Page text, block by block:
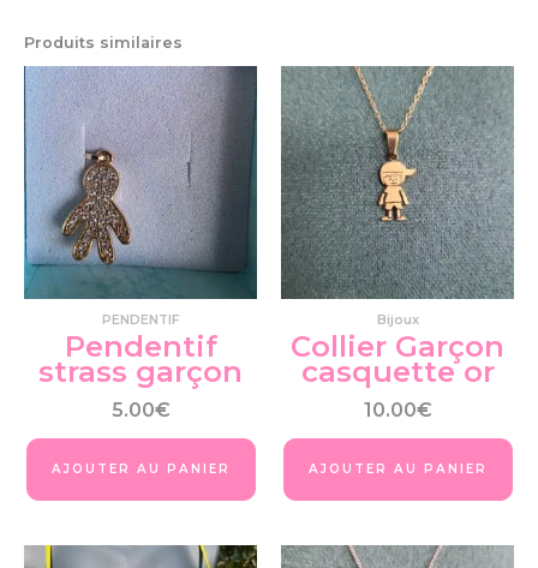
Produits similaires
PENDENTIF
Pendentif
strass garçon
5.00€
AJOUTER AU PANIER
Bijoux
Collier Garçon
casquette or
10.00€
AJOUTER AU PANIER